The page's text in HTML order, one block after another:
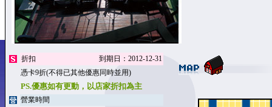
折扣
到期日：2012-12-31
憑卡9折(不得已其他優惠同時並用)
PS.優惠如有更動，以店家折扣為主
營業時間